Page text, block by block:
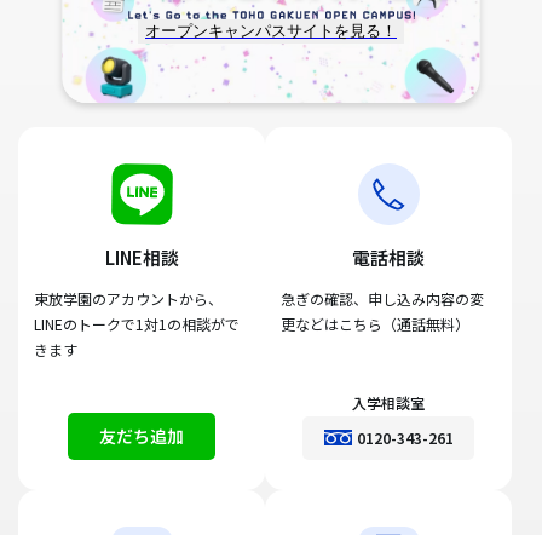
オープンキャンパスサイトを見る！
LINE相談
東放学園のアカウントから、
LINEのトークで1対1の相談がで
きます
友だち追加
電話相談
急ぎの確認、申し込み内容の変
更などはこちら（通話無料）
入学相談室
0120-343-261